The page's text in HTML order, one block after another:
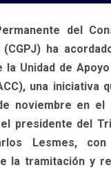
del
ha
la Unidad de
una iniciativa
noviembre en el
presidente del
Lesmes,
la tramitación y